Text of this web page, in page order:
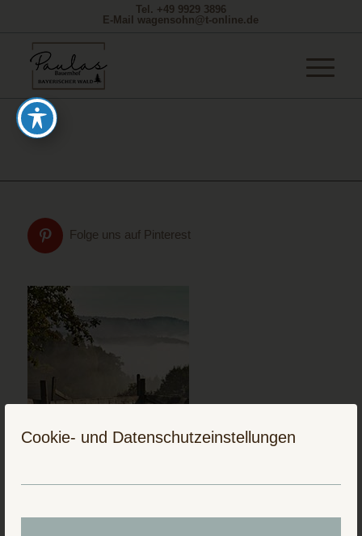
Cookie- und Datenschutzeinstellungen
Tel. +49 9929 3896
E-Mail wagensohn@t-online.de
Folge uns auf Pinterest